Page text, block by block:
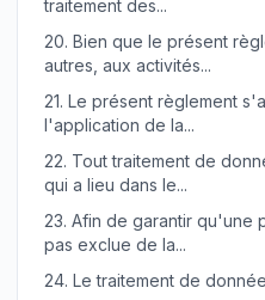
traitement des...
20. Bien que le présent
autres, aux activités...
21. Le présent règlement
l'application de la...
22. Tout traitement de
qui a lieu dans le...
23. Afin de garantir qu'une
pas exclue de la...
24. Le traitement de